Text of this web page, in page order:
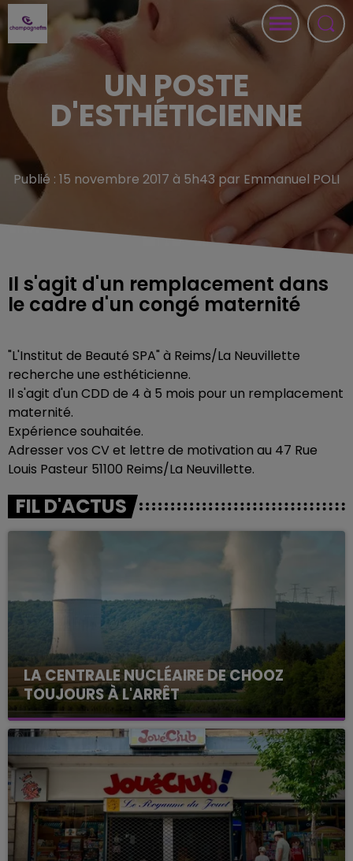
UN POSTE
D'ESTHÉTICIENNE
Publié : 15 novembre 2017 à 5h43 par Emmanuel POLI
Il s'agit d'un remplacement dans
le cadre d'un congé maternité
"L'Institut de Beauté SPA" à Reims/La Neuvillette
recherche une esthéticienne.
Il s'agit d'un CDD de 4 à 5 mois pour un remplacement
maternité.
Expérience souhaitée.
Adresser vos CV et lettre de motivation au 47 Rue
Louis Pasteur 51100 Reims/La Neuvillette.
FIL D'ACTUS
LA CENTRALE NUCLÉAIRE DE CHOOZ
TOUJOURS À L'ARRÊT
Cela fait déjà une semaine que la centrale
nucléaire ardennaise est à l'arrêt. Une situation
justifiée par la sécheresse intense qui est toujours
présente.